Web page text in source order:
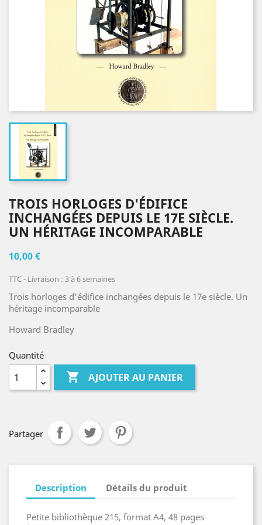
TROIS HORLOGES D'ÉDIFICE
INCHANGÉES DEPUIS LE 17E SIÈCLE.
UN HÉRITAGE INCOMPARABLE
10,00 €
TTC Livraison : 3 à 6 semaines
Trois horloges d'édifice inchangées depuis le 17e siècle. Un
héritage incomparable
Howard Bradley
Quantité
 AJOUTER AU PANIER
Partager
Description Détails du produit
Petite bibliothèque 215, format A4, 48 pages